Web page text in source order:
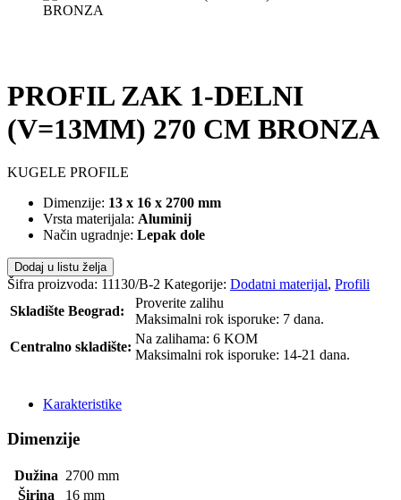
PROFIL ZAK 1-DELNI
(V=13MM) 270 CM BRONZA
KUGELE PROFILE
Dimenzije: 13 x 16 x 2700 mm
Vrsta materijala: Aluminij
Način ugradnje: Lepak dole
Dodaj u listu želja
Šifra proizvoda: 11130/B-2 Kategorije: Dodatni materijal, Profili
Skladište Beograd:
Proverite zalihu
Maksimalni rok isporuke: 7 dana.
Centralno skladište:
Na zalihama: 6 KOM
Maksimalni rok isporuke: 14-21 dana.
Karakteristike
Dimenzije
Dužina 2700 mm
Širina
16 mm